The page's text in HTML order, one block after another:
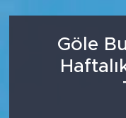
Göle